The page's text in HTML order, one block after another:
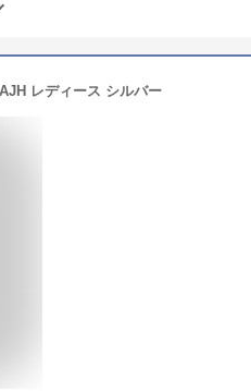
レディース シルバー